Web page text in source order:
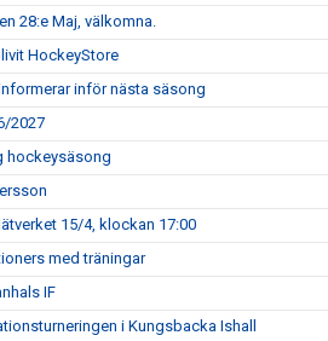
28:e Maj, välkomna.
HockeyStore
inför nästa säsong
2027
hockeysäsong
15/4, klockan 17:00
med träningar
IF
i Kungsbacka Ishall